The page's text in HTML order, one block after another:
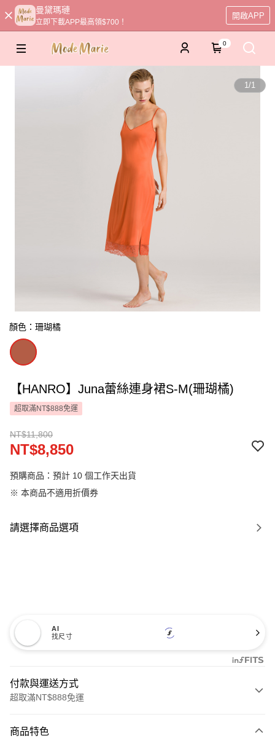
曼黛瑪璉
立即下載APP最高領$700！
開啟APP
0
1/1
顏色：珊瑚橘
【HANRO】Juna蕾絲連身裙S-M(珊瑚橘)
超取滿NT$888免運
NT$11,800
NT$8,850
預購商品：預計 10 個工作天出貨
※ 本商品不適用折價券
請選擇商品選項
AI
找尺寸
付款與運送方式
超取滿NT$888免運
信用卡一次付款
商品特色